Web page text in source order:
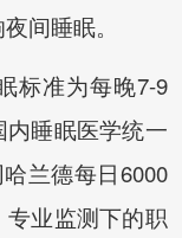
间睡眠。
标准为每晚7-9
睡眠医学统一
兰德每日6000
业监测下的职